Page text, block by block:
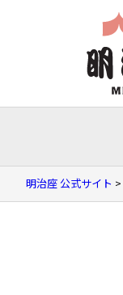
明治座 公式サイト >